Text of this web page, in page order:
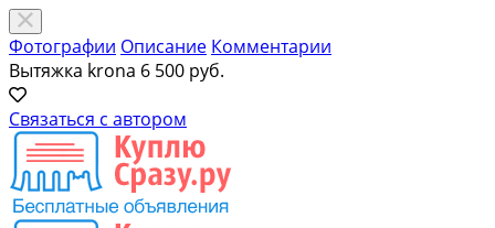
Фотографии Описание Комментарии
Вытяжка krona 6 500 руб.
Связаться с автором